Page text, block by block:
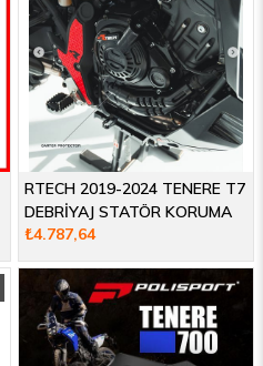
RTECH 2019-2024 TENERE T7
DEBRİYAJ STATÖR KORUMA
₺4.787,64